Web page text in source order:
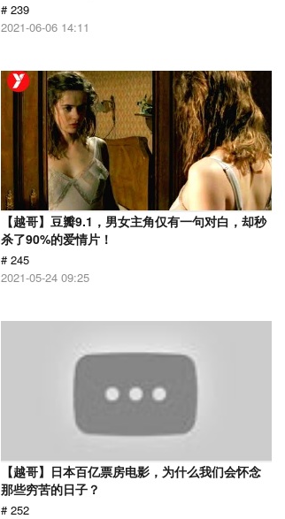
# 239
2021-06-06 14:11
【越哥】豆瓣9.1，男女主角仅有一句对白，却秒
杀了90%的爱情片！
# 245
2021-05-24 09:25
【越哥】日本百亿票房电影，为什么我们会怀念
那些穷苦的日子？
# 252